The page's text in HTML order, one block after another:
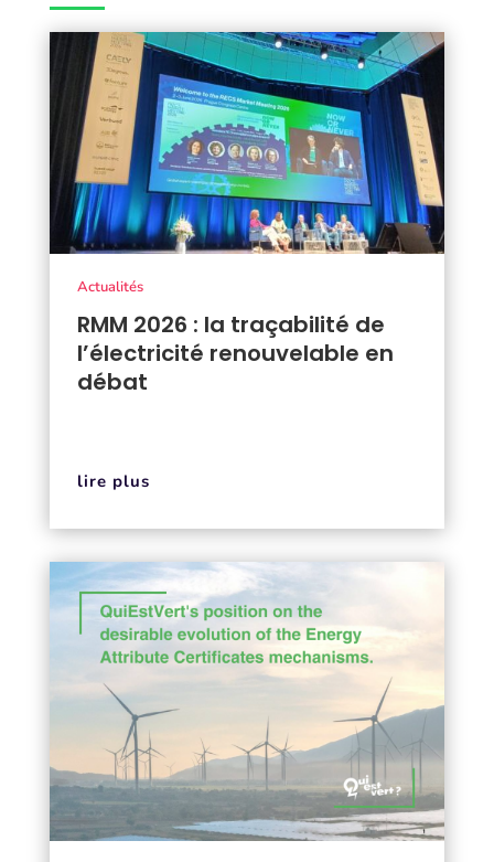
RMM 2026 : la traçabilité de
l’électricité renouvelable en
débat
Actualités
lire plus